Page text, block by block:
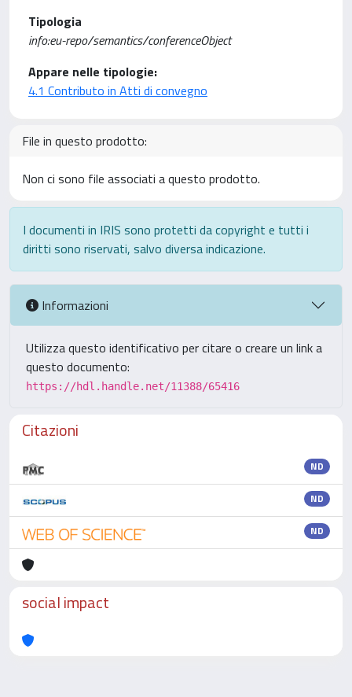
Tipologia
info:eu-repo/semantics/conferenceObject
Appare nelle tipologie:
4.1 Contributo in Atti di convegno
File in questo prodotto:
Non ci sono file associati a questo prodotto.
I documenti in IRIS sono protetti da copyright e tutti i
diritti sono riservati, salvo diversa indicazione.
Informazioni
Utilizza questo identificativo per citare o creare un link a
questo documento:
https://hdl.handle.net/11388/65416
Citazioni
ND
ND
ND
social impact